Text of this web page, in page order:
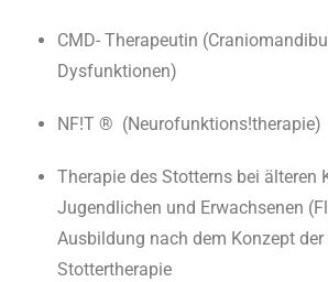
CMD- Therapeutin
Dysfunktionen)
NF!T ® (Neurofunktions!therapie)
Therapie des Stotterns bei älteren
Jugendlichen und Erwachsenen
Ausbildung nach dem Konzept der
Stottertherapie